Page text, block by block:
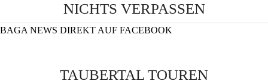
NICHTS VERPASSEN
BAGA NEWS DIREKT AUF FACEBOOK
TAUBERTAL TOUREN